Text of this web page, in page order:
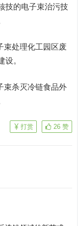
技的电子束治污技
束处理化工园区废
设。
束杀灭冷链食品外
26 赞
打赏